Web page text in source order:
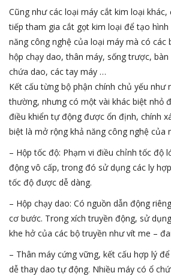
Cũng như các loại máy cắt kim loại
tiếp tham gia cắt gọt kim loại để tạo
năng công nghệ của loại máy mà có các
hộp chạy dao, thân máy, sống trược,
chứa dao, các tay máy …
Kết cấu từng bộ phận chính chủ yếu như
thường, nhưng có một vài khác biệt nhỏ
điều khiển tự động được ổn định, chính
biệt là mở rộng khả năng công nghệ của
– Hộp tốc độ: Phạm vi điều chỉnh tốc độ
động vô cấp, trong đó sử dụng các ly
tốc độ được dễ dàng.
– Hộp chạy dao: Có nguồn dẫn động
cơ bước. Trong xích truyền động, sử
khe hở của các bộ truyền như vít me –
– Thân máy cứng vững, kết cấu hợp lý
dễ thay dao tự động. Nhiều máy có ổ